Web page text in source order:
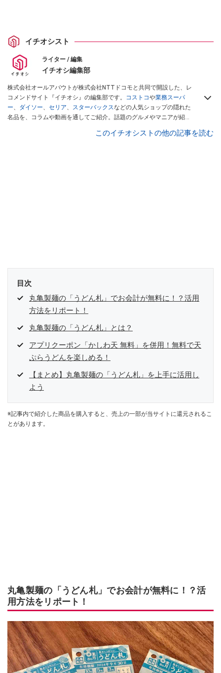
イチオシスト
ライター / 編集
イチオシ編集部
株式会社オールアバウトが株式会社NTTドコモと共同で開設した、レ
コメンドサイト『イチオシ』の編集部です。 コストコや業務スーパ
ー、 ダイソー、 セリア、 スターバックスなどの人気ショップの隠れた
名品を、コラムや動画を通してご紹介。話題のグルメやマニアが紹介
インフルエンサーが実際に使用してレビューしています。毎日トレン
このイチオシストの他の記事を読む
目次
丸亀製麺の「うどん札」でお会計が無料に！？活用
方法をリポート！
丸亀製麺の「うどん札」とは？
アプリクーポン「かしわ天 無料」を併用！無料で天
ぷらうどんを楽しめる！
【まとめ】丸亀製麺の「うどん札」を上手に活用し
よう
※記事内で紹介した商品を購入すると、売上の一部が当サイトに還元されるこ
とがあります。
丸亀製麺の「うどん札」でお会計が無料に！？活
用方法をリポート！